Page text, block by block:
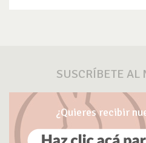
SUSCRÍBETE AL
¿Quieres recibir